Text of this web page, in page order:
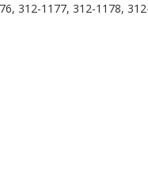
312-1177, 312-1178,